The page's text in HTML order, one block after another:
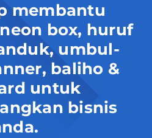
membantu
box, huruf
umbul-
baliho &
untuk
bisnis